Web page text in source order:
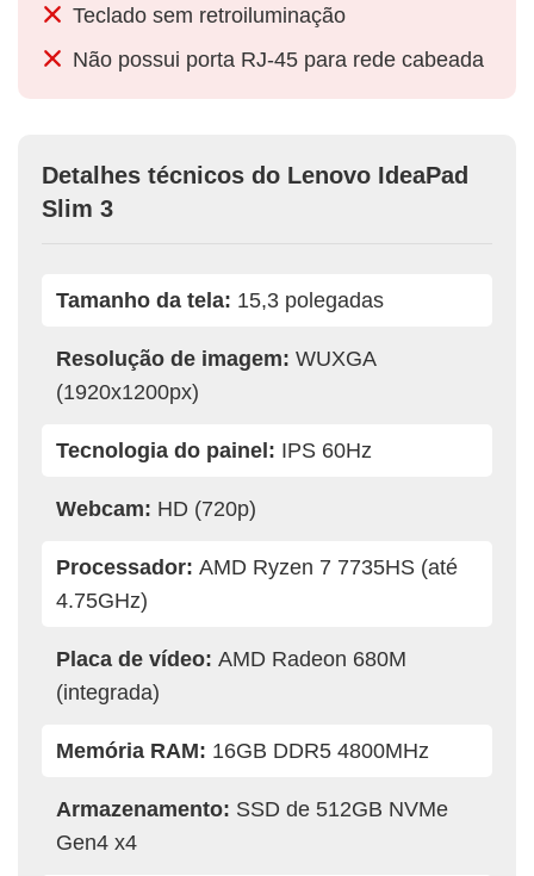
Teclado sem retroiluminação
Não possui porta RJ-45 para rede cabeada
Detalhes técnicos do Lenovo IdeaPad
Slim 3
Tamanho da tela: 15,3 polegadas
Resolução de imagem: WUXGA
(1920x1200px)
Tecnologia do painel: IPS 60Hz
Webcam: HD (720p)
Processador: AMD Ryzen 7 7735HS (até
4.75GHz)
Placa de vídeo: AMD Radeon 680M
(integrada)
Memória RAM: 16GB DDR5 4800MHz
Armazenamento: SSD de 512GB NVMe
Gen4 x4